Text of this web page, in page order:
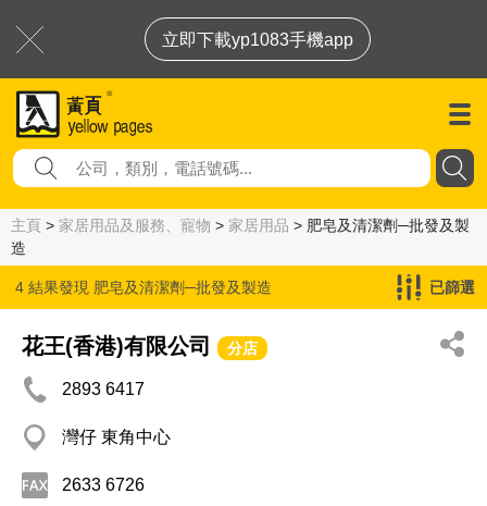
立即下載yp1083手機app
主頁 > 家居用品及服務、寵物 > 家居用品 > 肥皂及清潔劑─批發及製
造
4 結果發現 肥皂及清潔劑─批發及製造 已篩選
花王(香港)有限公司 分店
2893 6417
灣仔 東角中心
2633 6726